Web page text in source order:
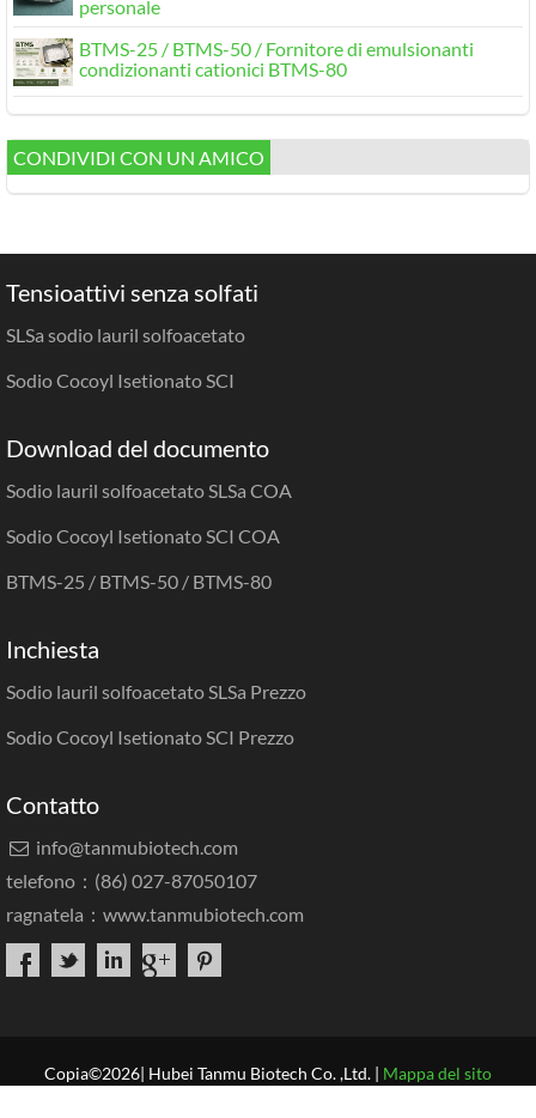
personale
BTMS-25 / BTMS-50 / Fornitore di emulsionanti
condizionanti cationici BTMS-80
CONDIVIDI CON UN AMICO
Tensioattivi senza solfati
SLSa sodio lauril solfoacetato
Sodio Cocoyl Isetionato SCI
Download del documento
Sodio lauril solfoacetato SLSa COA
Sodio Cocoyl Isetionato SCI COA
BTMS-25 / BTMS-50 / BTMS-80
Inchiesta
Sodio lauril solfoacetato SLSa Prezzo
Sodio Cocoyl Isetionato SCI Prezzo
Contatto
 info@tanmubiotech.com
telefono：(86) 027-87050107
ragnatela： www.tanmubiotech.com
Copia©2026| Hubei Tanmu Biotech Co. ,Ltd. | Mappa del sito